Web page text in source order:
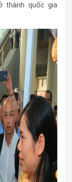
thành quốc gia